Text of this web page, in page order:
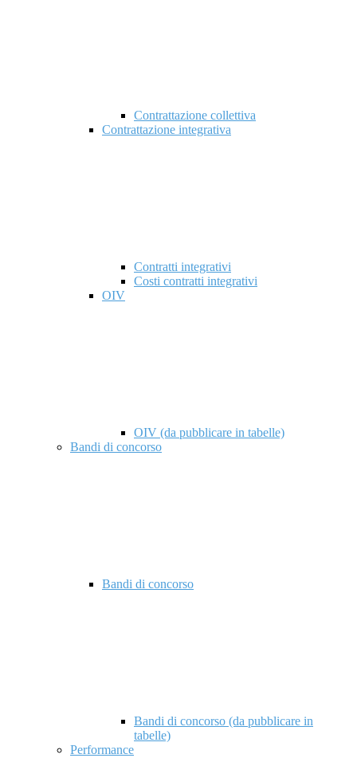
Contrattazione collettiva
Contrattazione integrativa
Contratti integrativi
Costi contratti integrativi
OIV
OIV (da pubblicare in tabelle)
Bandi di concorso
Bandi di concorso
Bandi di concorso (da pubblicare in
tabelle)
Performance